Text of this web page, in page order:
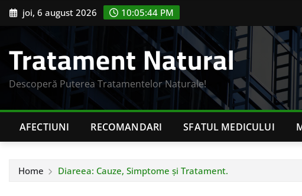
Skip joi, 6 august 2026 10:05:45 PM
Tratament Natural
Descoperă Puterea Tratamentelor Naturale!
AFECTIUNI RECOMANDARI SFATUL MEDICULUI
Home Diareea: Cauze, Simptome și Tratament.